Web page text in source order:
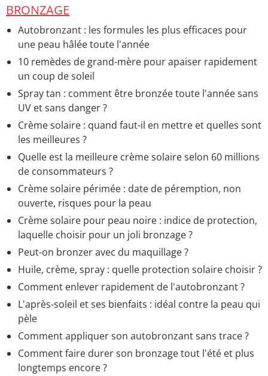
Comment maigrir vite
méthodes minceur
BRONZAGE
Autobronzant : les formules les plus efficaces pour
une peau hâlée toute l'année
10 remèdes de grand-mère pour apaiser rapidement
un coup de soleil
Spray tan : comment être bronzée toute l'année sans
UV et sans danger ?
Crème solaire : quand faut-il en mettre et quelles sont
les meilleures ?
Quelle est la meilleure crème solaire selon 60 millions
de consommateurs ?
Crème solaire périmée : date de péremption, non
ouverte, risques pour la peau
Crème solaire pour peau noire : indice de protection,
laquelle choisir pour un joli bronzage ?
Peut-on bronzer avec du maquillage ?
Huile, crème, spray : quelle protection solaire choisir ?
Comment enlever rapidement de l'autobronzant ?
L'après-soleil et ses bienfaits : idéal contre la peau qui
pèle
Comment appliquer son autobronzant sans trace ?
Comment faire durer son bronzage tout l'été et plus
longtemps encore ?